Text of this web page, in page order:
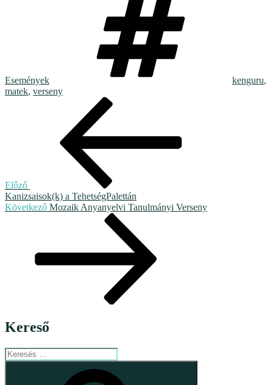
Események kenguru,
matek, verseny
Előző
Kanizsaisok(k) a TehetségPalettán
Következő
Következő Mozaik Anyanyelvi Tanulmányi Verseny
Kereső
Keresés
a